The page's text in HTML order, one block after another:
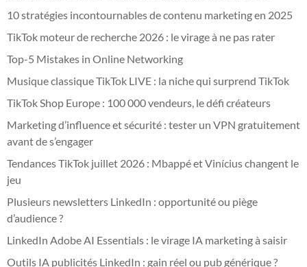
10 stratégies incontournables de contenu marketing en 2025
TikTok moteur de recherche 2026 : le virage à ne pas rater
Top-5 Mistakes in Online Networking
Musique classique TikTok LIVE : la niche qui surprend TikTok
TikTok Shop Europe : 100 000 vendeurs, le défi créateurs
Marketing d’influence et sécurité : tester un VPN gratuitement
avant de s’engager
Tendances TikTok juillet 2026 : Mbappé et Vinícius changent le
jeu
Plusieurs newsletters LinkedIn : opportunité ou piège
d’audience ?
LinkedIn Adobe AI Essentials : le virage IA marketing à saisir
Outils IA publicités LinkedIn : gain réel ou pub générique ?